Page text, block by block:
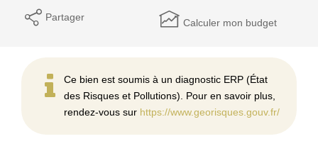
Partager Calculer mon budget
Ce bien est soumis à un diagnostic ERP (État
des Risques et Pollutions). Pour en savoir plus,
rendez-vous sur https://www.georisques.gouv.fr/